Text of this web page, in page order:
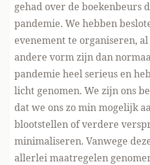
gehad over de boekenbeurs
pandemie. We hebben
evenement te organiseren,
andere vorm zijn dan
pandemie heel serieus en
licht genomen. We zijn ons
dat we ons zo min mogelijk
blootstellen of verdere
minimaliseren. Vanwege
allerlei maatregelen